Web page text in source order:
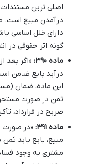
اصلی ترین
درآمدن مبیع است.
دارای خلل اساسی
گونه اثر حقوقی در
ماده ۳۹۰:
«اگر بعد
درآید بایع ضامن
این ماده، ضمان
ثمن در صورت
صریح در قرارداد،
ماده ۳۹۱:
«در صورت
مبیع، بایع باید
مشتری به وجود